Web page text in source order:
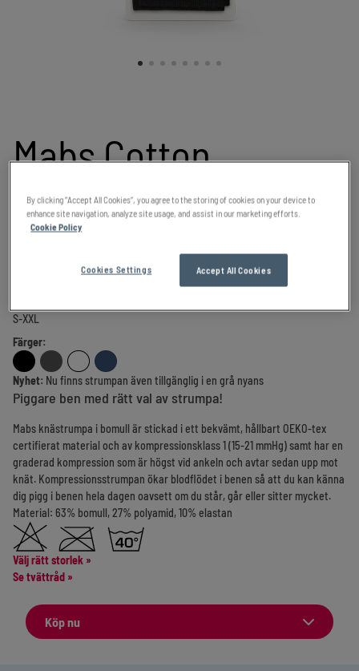
Mabs Cotton
Knästrumpa
Mjuka, bekväma bomullsstrumpor som passar daglig
S-XXL
Färger:
Nyhet: Nu finns strumpan även tillgänglig i en grå nyans
Piggare ben med rätt val av strumpa!
Mabs knästrumpa i bomull är stickad i ett bekvämt, hållbart OEKO-tex
certifierat material och av kompressionsklass 1 (15-21 mmHg) samt har en
graderad kompression som är högst vid ankeln och avtar sedan upp mot
knät. Kompressionsstrumpan ökar blodflödet i benen så att du kan känna
dig pigg i benen hela dagen oavsett om du står, går eller sitter mycket.
Material: 63% bomull, 27% polyamid, 10% elastan
Välj rätt storlek »
Se tvättråd »
Köp nu
By clicking “Accept All Cookies”, you agree to the storing of cookies on your device to
enhance site navigation, analyze site usage, and assist in our marketing efforts.
Cookie Policy
Accept All Cookies
Cookies Settings